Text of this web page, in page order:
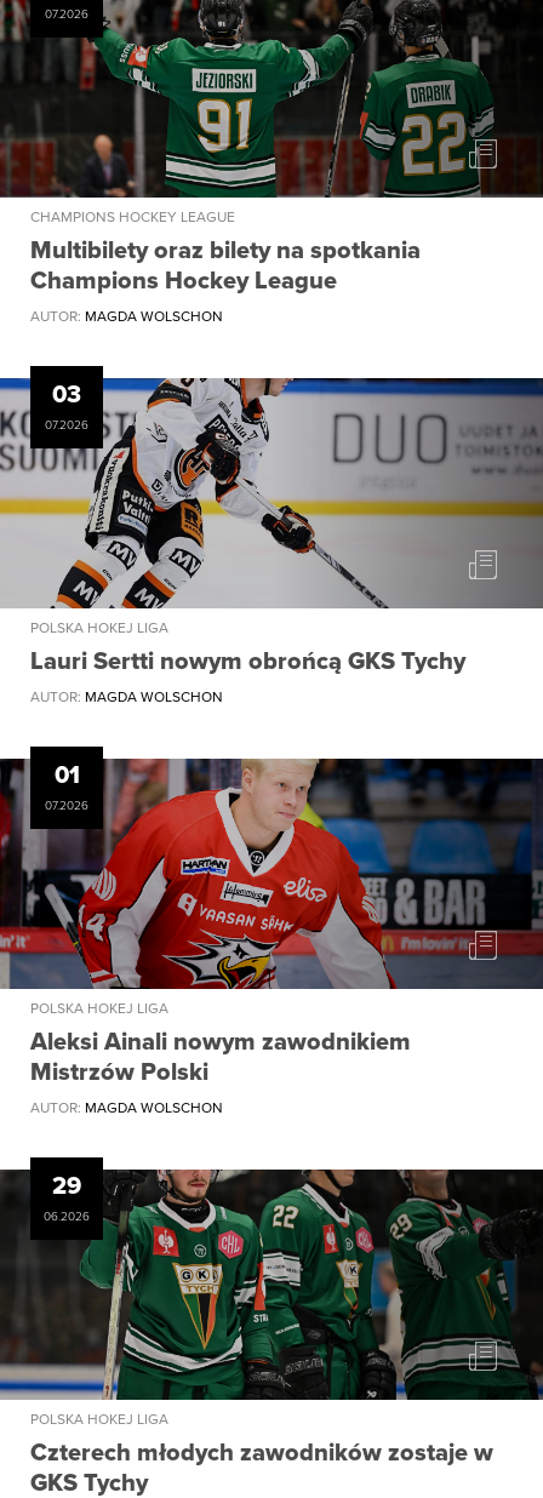
07.2026
CHAMPIONS HOCKEY LEAGUE
Multibilety oraz bilety na spotkania
Champions Hockey League
AUTOR: MAGDA WOLSCHON
03
07.2026
POLSKA HOKEJ LIGA
Lauri Sertti nowym obrońcą GKS Tychy
AUTOR: MAGDA WOLSCHON
01
07.2026
POLSKA HOKEJ LIGA
Aleksi Ainali nowym zawodnikiem
Mistrzów Polski
AUTOR: MAGDA WOLSCHON
29
06.2026
POLSKA HOKEJ LIGA
Czterech młodych zawodników zostaje w
GKS Tychy